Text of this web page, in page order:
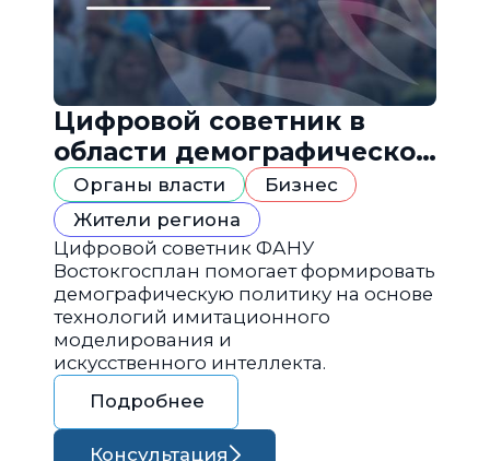
Цифровой советник в
области демографической
политики
Органы власти
Бизнес
Жители региона
Цифровой советник ФАНУ
Востокгосплан помогает формировать
демографическую политику на основе
технологий имитационного
моделирования и
искусственного интеллекта.
Подробнее
Консультация